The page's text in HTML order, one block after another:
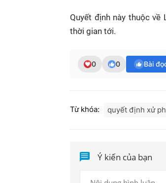
Quyết định này thuộc
thời gian tới.
0 0 Bài
Từ khóa: quyết định xử
Ý kiến của bạn